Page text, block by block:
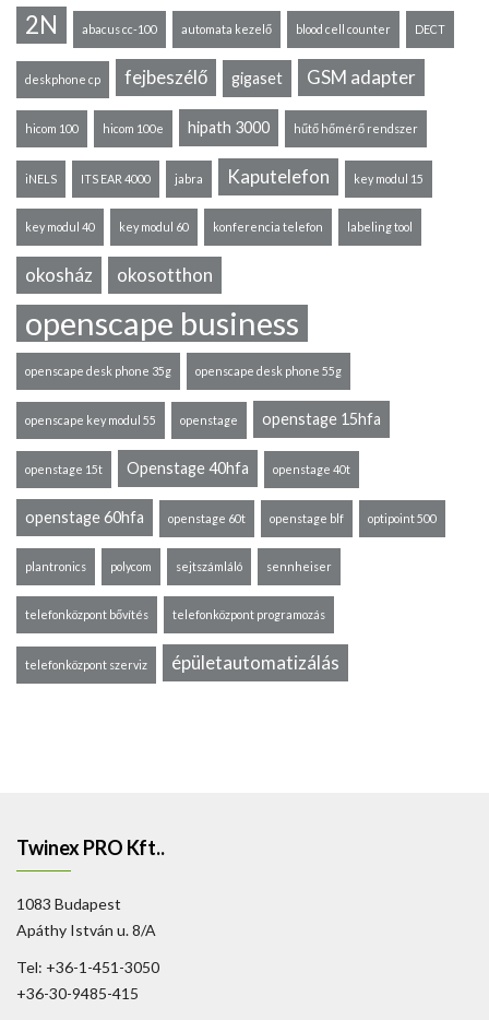
2N abacus cc-100 automata kezelő blood cell counter DECT
deskphone cp fejbeszélő gigaset GSM adapter
hicom 100 hicom 100e hipath 3000 hűtő hőmérő rendszer
iNELS ITS EAR 4000 jabra Kaputelefon key modul 15
key modul 40 key modul 60 konferencia telefon labeling tool
okosház okosotthon
openscape business
openscape desk phone 35g openscape desk phone 55g
openscape key modul 55 openstage openstage 15hfa
openstage 15t Openstage 40hfa openstage 40t
openstage 60hfa openstage 60t openstage blf optipoint 500
plantronics polycom sejtszámláló sennheiser
telefonközpont bővítés telefonközpont programozás
telefonközpont szerviz épületautomatizálás
Twinex PRO Kft..
1083 Budapest
Apáthy István u. 8/A
Tel: +36-1-451-3050
+36-30-9485-415